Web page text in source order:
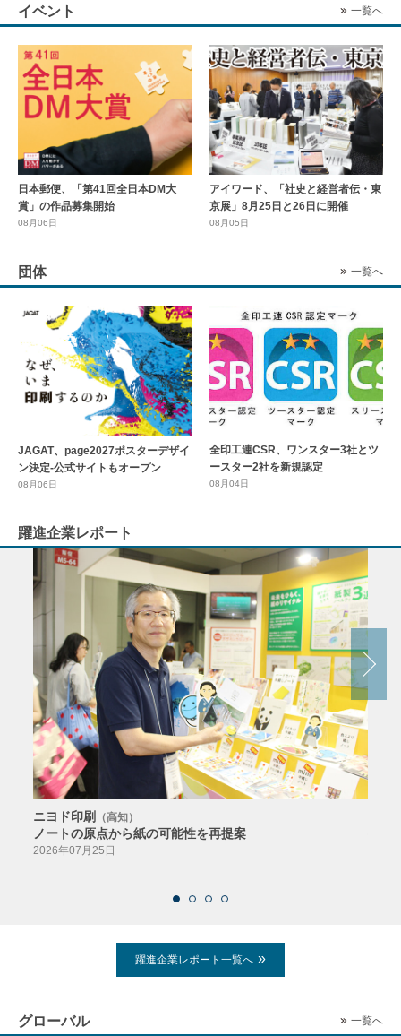
イベント 一覧へ
日本郵便、「第41回全日本DM大
賞」の作品募集開始
08月06日
アイワード、「社史と経営者伝・東
京展」8月25日と26日に開催
08月05日
団体 一覧へ
JAGAT、page2027ポスターデザイ
ン決定-公式サイトもオープン
08月06日
全印工連CSR、ワンスター3社とツ
ースター2社を新規認定
08月04日
躍進企業レポート
ニヨド印刷 （高知）
ノートの原点から紙の可能性を再提案
2026年07月25日
躍進企業レポート一覧へ
グローバル 一覧へ